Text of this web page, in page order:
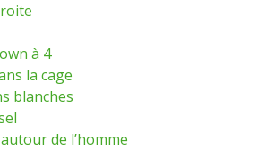
à 4
la cage
blanches
de l’homme